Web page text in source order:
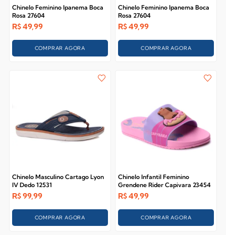
Chinelo Feminino Ipanema Boca
Rosa 27604
R$49,99
COMPRAR AGORA
Chinelo Feminino Ipanema Boca
Rosa 27604
R$49,99
COMPRAR AGORA
Chinelo Masculino Cartago Lyon
IV Dedo 12531
R$99,99
COMPRAR AGORA
Chinelo Infantil Feminino
Grendene Rider Capivara 23454
R$49,99
COMPRAR AGORA